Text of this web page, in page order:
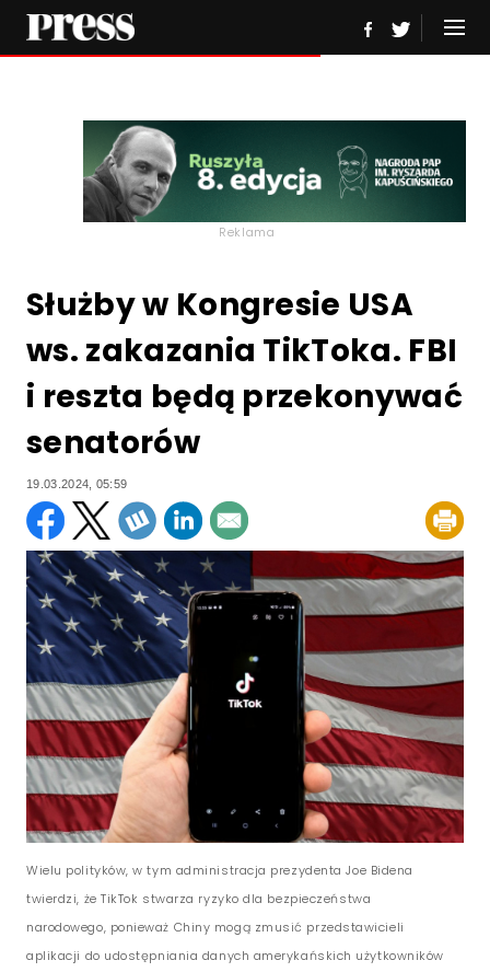
Reklama
Służby w Kongresie USA
ws. zakazania TikToka. FBI
i reszta będą przekonywać
senatorów
19.03.2024, 05:59
Wielu polityków, w tym administracja prezydenta Joe Bidena
twierdzi, że TikTok stwarza ryzyko dla bezpieczeństwa
narodowego, ponieważ Chiny mogą zmusić przedstawicieli
aplikacji do udostępniania danych amerykańskich użytkowników